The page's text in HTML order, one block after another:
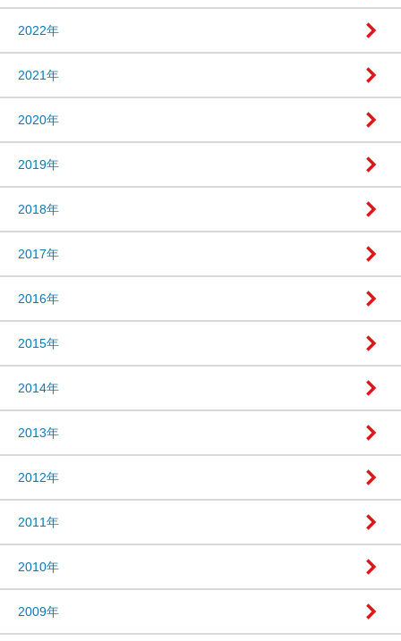
2022年
2021年
2020年
2019年
2018年
2017年
2016年
2015年
2014年
2013年
2012年
2011年
2010年
2009年